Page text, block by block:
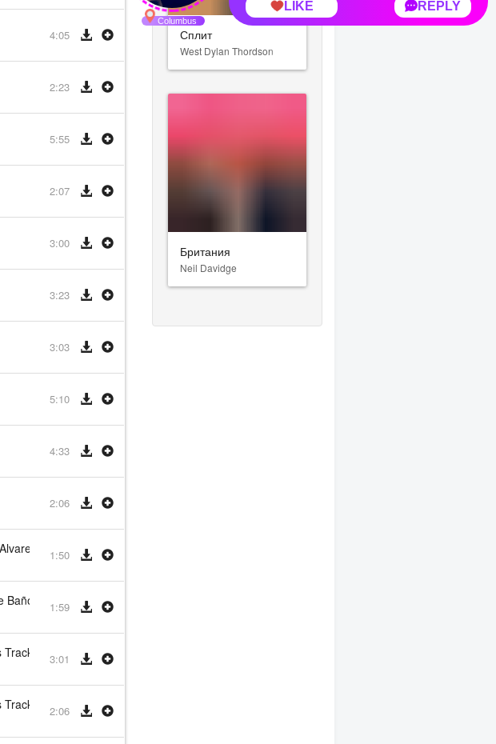
4:05
2:23
5:55
2:07
3:00
3:23
3:03
5:10
4:33
2:06
Plays)
1:50
Plays)
1:59
3:01
2:06
Сплит
West Dylan Thordson
Британия
Neil Davidge